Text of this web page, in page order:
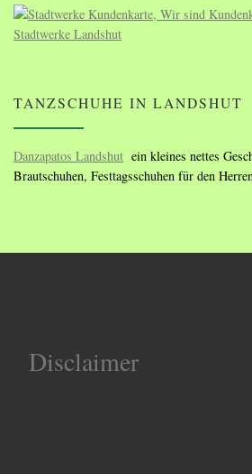
TANZSCHUHE IN LANDSHUT
Danzapatos Landshut ein kleines nettes
Brautschuhen, Festtagsschuhen für den
Disclaimer